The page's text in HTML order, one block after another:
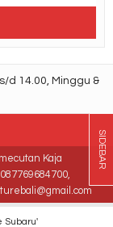
d 14.00, Minggu &
Kaja
Subaru'
SIDEBAR